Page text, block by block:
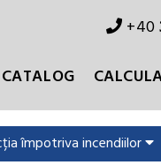
+40
CATALOG
împotriva incendiilor